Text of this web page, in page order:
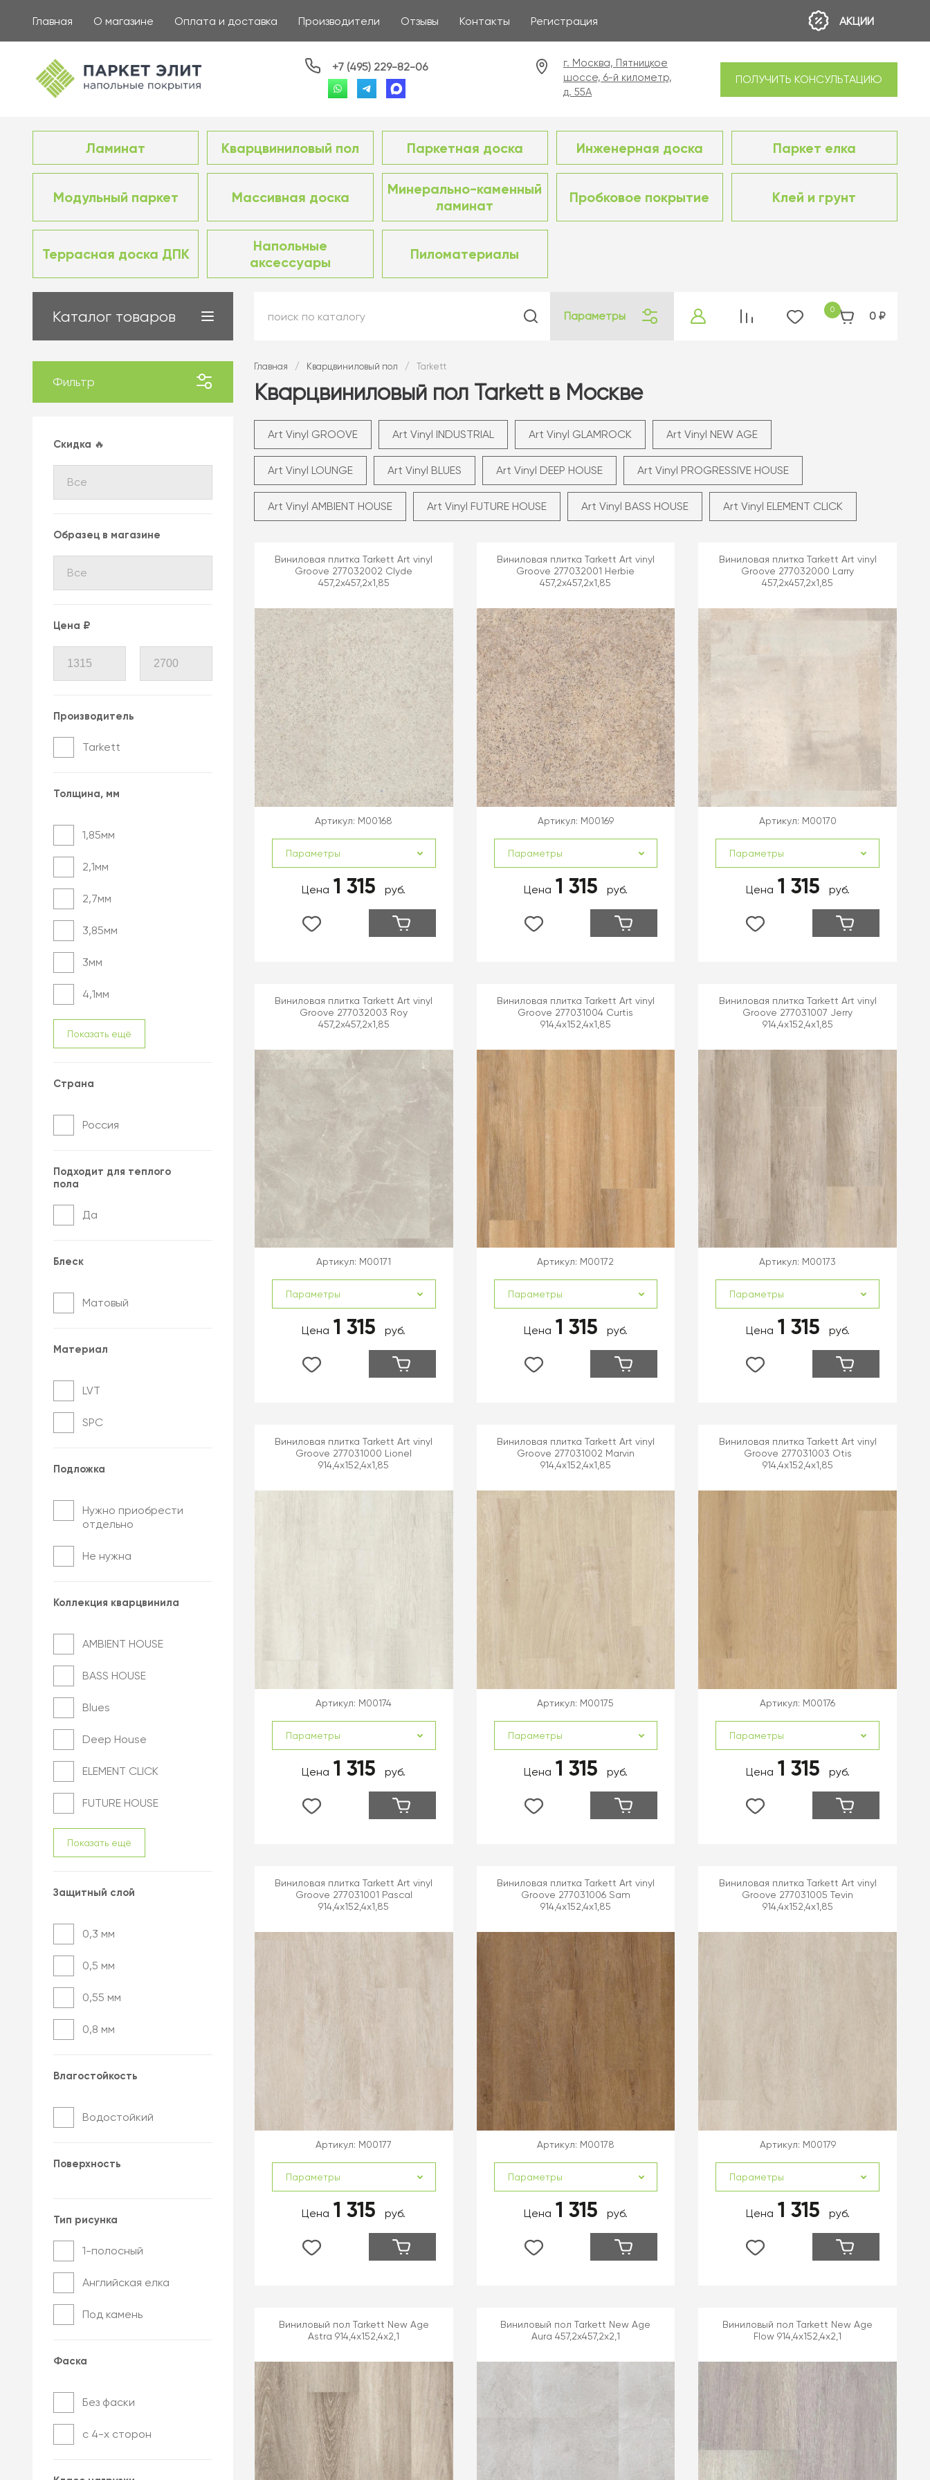
Главная О магазине Оплата и доставка Производители Отзывы Контакты Регистрация АКЦИИ
+7 (495) 229-82-06
г. Москва, Пятницкое
шоссе, 6-й километр,
д. 55А
ПОЛУЧИТЬ КОНСУЛЬТАЦИЮ
Ламинат Кварцвиниловый пол Паркетная доска Инженерная доска Паркет елка
Модульный паркет Массивная доска
Минерально-каменный
ламинат
Пробковое покрытие Клей и грунт
Террасная доска ДПК
Напольные
аксессуары
Пиломатериалы
Каталог товаров Параметры 0 0 ₽
Фильтр
Скидка 🔥
Образец в магазине
Цена ₽
Производитель
Tarkett
Толщина, мм
1,85мм
2,1мм
2,7мм
3,85мм
3мм
4,1мм
Показать ещё
Страна
Россия
Подходит для теплого
пола
Да
Блеск
Матовый
Материал
LVT
SPC
Подложка
Нужно приобрести
отдельно
Не нужна
Коллекция кварцвинила
AMBIENT HOUSE
BASS HOUSE
Blues
Deep House
ELEMENT CLICK
FUTURE HOUSE
Показать ещё
Защитный слой
0,3 мм
0,5 мм
0,55 мм
0,8 мм
Влагостойкость
Водостойкий
Поверхность
Тип рисунка
1-полосный
Английская елка
Под камень
Фаска
Без фаски
с 4-х сторон
Главная / Кварцвиниловый пол / Tarkett
Кварцвиниловый пол Tarkett в Москве
Art Vinyl GROOVE Art Vinyl INDUSTRIAL Art Vinyl GLAMROCK Art Vinyl NEW AGE
Art Vinyl LOUNGE Art Vinyl BLUES Art Vinyl DEEP HOUSE Art Vinyl PROGRESSIVE HOUSE
Art Vinyl AMBIENT HOUSE Art Vinyl FUTURE HOUSE Art Vinyl BASS HOUSE Art Vinyl ELEMENT CLICK
Виниловая плитка Tarkett Art vinyl
Groove 277032002 Clyde
457,2x457,2x1,85
Артикул: M00168
Параметры
Цена 1 315 руб.
Виниловая плитка Tarkett Art vinyl
Groove 277032001 Herbie
457,2x457,2x1,85
Артикул: M00169
Параметры
Цена 1 315 руб.
Виниловая плитка Tarkett Art vinyl
Groove 277032000 Larry
457,2x457,2x1,85
Артикул: M00170
Параметры
Цена 1 315 руб.
Виниловая плитка Tarkett Art vinyl
Groove 277032003 Roy
457,2x457,2x1,85
Артикул: M00171
Параметры
Цена 1 315 руб.
Виниловая плитка Tarkett Art vinyl
Groove 277031004 Curtis
914,4x152,4x1,85
Артикул: M00172
Параметры
Цена 1 315 руб.
Виниловая плитка Tarkett Art vinyl
Groove 277031007 Jerry
914,4x152,4x1,85
Артикул: M00173
Параметры
Цена 1 315 руб.
Виниловая плитка Tarkett Art vinyl
Groove 277031000 Lionel
914,4x152,4x1,85
Артикул: M00174
Параметры
Цена 1 315 руб.
Виниловая плитка Tarkett Art vinyl
Groove 277031002 Marvin
914,4x152,4x1,85
Артикул: M00175
Параметры
Цена 1 315 руб.
Виниловая плитка Tarkett Art vinyl
Groove 277031003 Otis
914,4x152,4x1,85
Артикул: M00176
Параметры
Цена 1 315 руб.
Виниловая плитка Tarkett Art vinyl
Groove 277031001 Pascal
914,4x152,4x1,85
Артикул: M00177
Параметры
Цена 1 315 руб.
Виниловая плитка Tarkett Art vinyl
Groove 277031006 Sam
914,4x152,4x1,85
Артикул: M00178
Параметры
Цена 1 315 руб.
Виниловая плитка Tarkett Art vinyl
Groove 277031005 Tevin
914,4x152,4x1,85
Артикул: M00179
Параметры
Цена 1 315 руб.
Виниловый пол Tarkett New Age
Astra 914,4х152,4х2,1
Виниловый пол Tarkett New Age
Aura 457,2х457,2х2,1
Виниловый пол Tarkett New Age
Flow 914,4х152,4х2,1